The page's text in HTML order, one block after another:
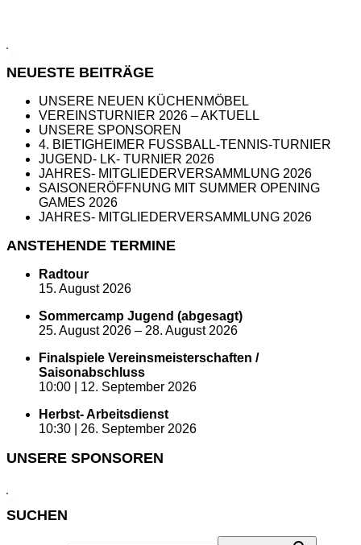
NEUESTE BEITRÄGE
UNSERE NEUEN KÜCHENMÖBEL
VEREINSTURNIER 2026 – AKTUELL
UNSERE SPONSOREN
4. BIETIGHEIMER FUSSBALL-TENNIS-TURNIER
JUGEND- LK- TURNIER 2026
JAHRES- MITGLIEDERVERSAMMLUNG 2026
SAISONERÖFFNUNG MIT SUMMER OPENING
GAMES 2026
JAHRES- MITGLIEDERVERSAMMLUNG 2026
ANSTEHENDE TERMINE
Radtour
15. August 2026
Sommercamp Jugend (abgesagt)
25. August 2026 – 28. August 2026
Finalspiele Vereinsmeisterschaften /
Saisonabschluss
10:00 | 12. September 2026
Herbst- Arbeitsdienst
10:30 | 26. September 2026
UNSERE SPONSOREN
SUCHEN